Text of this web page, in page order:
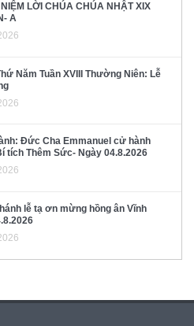
LỜI CHÚA CHÚA NHẬT XIX
A
Năm Tuần XVIII Thường Niên: Lễ
Đức Cha Emmanuel cử hành
tích Thêm Sức- Ngày 04.8.2026
lễ tạ ơn mừng hồng ân Vĩnh